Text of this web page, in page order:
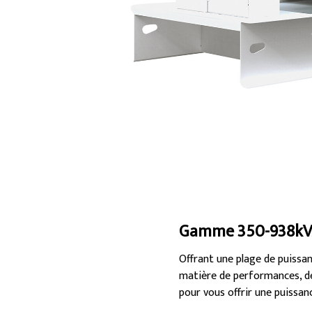
Gamme 350-
Offrant une plage de
matière de performances,
pour vous offrir une